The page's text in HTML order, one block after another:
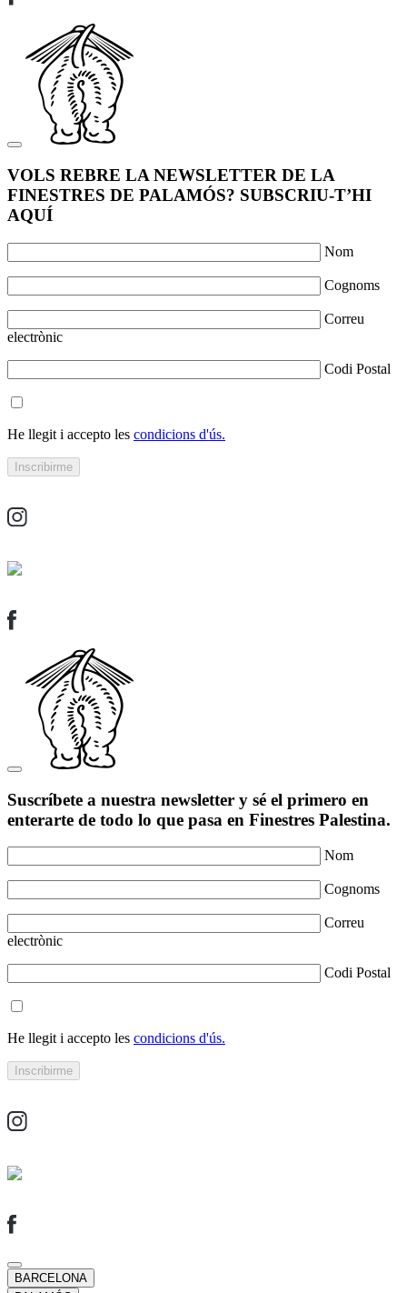
VOLS REBRE LA NEWSLETTER DE LA
FINESTRES DE PALAMÓS? SUBSCRIU-T’HI
AQUÍ
Nom
Cognoms
Correu
electrònic
Codi Postal
He llegit i accepto les condicions d'ús.
Suscríbete a nuestra newsletter y sé el primero en
enterarte de todo lo que pasa en Finestres Palestina.
Nom
Cognoms
Correu
electrònic
Codi Postal
He llegit i accepto les condicions d'ús.
BARCELONA